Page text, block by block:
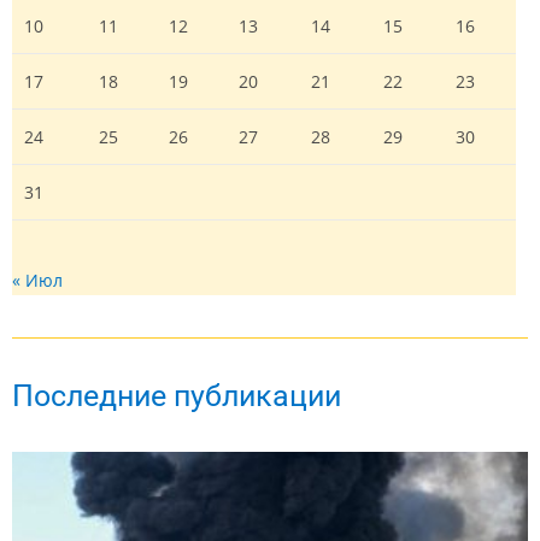
10 11 12 13 14 15 16
17 18 19 20 21 22 23
24 25 26 27 28 29 30
31
« Июл
Последние публикации